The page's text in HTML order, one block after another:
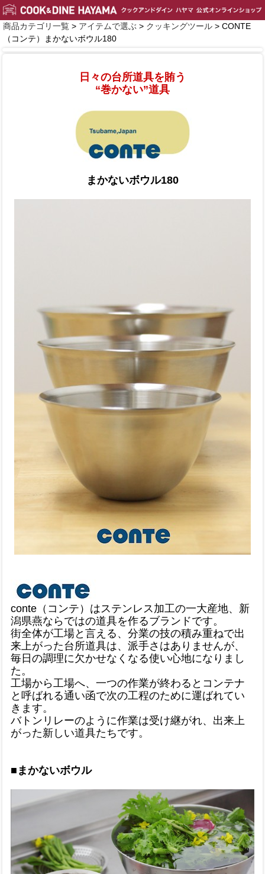
商品カテゴリ一覧 > アイテムで選ぶ > クッキングツール > CONTE
（コンテ）まかないボウル180
日々の台所道具を賄う
“巻かない”道具
まかないボウル180
conte（コンテ）はステンレス加工の一大産地、新
潟県燕ならではの道具を作るブランドです。
街全体が工場と言える、分業の技の積み重ねで出
来上がった台所道具は、派手さはありませんが、
毎日の調理に欠かせなくなる使い心地になりまし
た。
工場から工場へ、一つの作業が終わるとコンテナ
と呼ばれる通い函で次の工程のために運ばれてい
きます。
バトンリレーのように作業は受け継がれ、出来上
がった新しい道具たちです。
■まかないボウル